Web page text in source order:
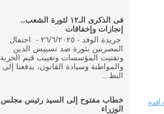
أقدم
فى الذكرى الـ١٢ لثورة الشعب..
إنجازات وإخفاقات
جريدة الوفد - ٢٦/٦/٢٠٢٥ - احتفال
المصريين بثورة ضد تسييس الدين
وتفتيت المؤسسات وتغييب قيم الحرية
والمواطنة وسيادة القانون، يدفعنا إلى
النظ...
خطاب مفتوح إلى السيد رئيس مجلس
الوزراء